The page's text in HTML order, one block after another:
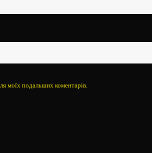
моїх подальших коментарів.